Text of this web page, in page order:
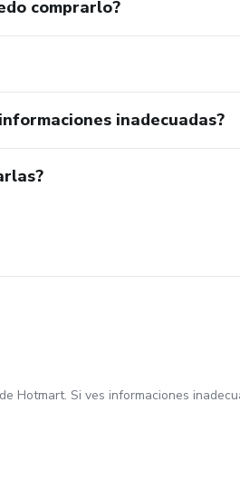
comprarlo?
inadecuadas?
Hotmart. Si ves informaciones